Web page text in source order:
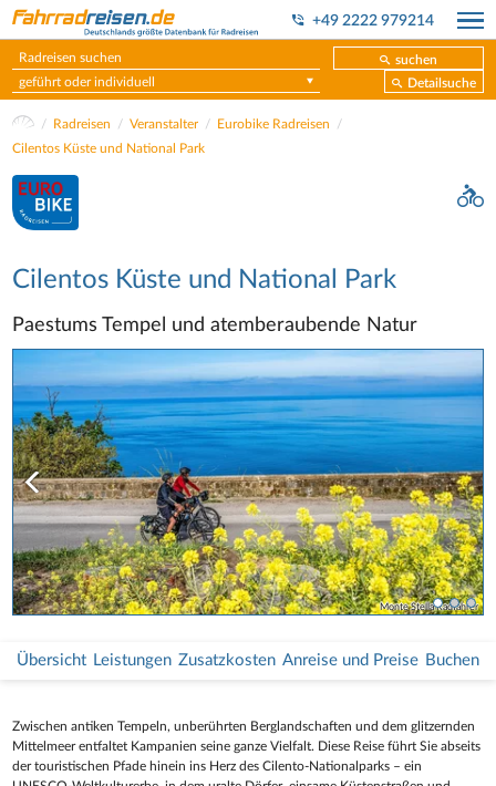
+49 2222 979214
suchen
geführt oder individuell
Detailsuche
Radreisen Veranstalter
Eurobike Radreisen
Cilentos Küste und National Park
Cilentos Küste und National Park
Paestums Tempel und atemberaubende Natur
Monte Stella Radfahrer
Cilentos Kueste und Nationalpark Radfahrer
Radweg durch Olivenhaine
Übersicht Leistungen Zusatzkosten Anreise und Preise Buchen
Zwischen antiken Tempeln, unberührten Berglandschaften und dem glitzernden
Mittelmeer entfaltet Kampanien seine ganze Vielfalt. Diese Reise führt Sie abseits
der touristischen Pfade hinein ins Herz des Cilento-Nationalparks – ein